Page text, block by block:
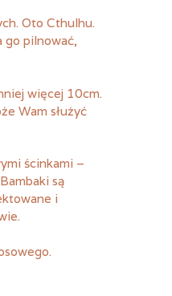
Oto Cthulhu.
go pilnować,
więcej 10cm.
Wam służyć
ścinkami –
są
i